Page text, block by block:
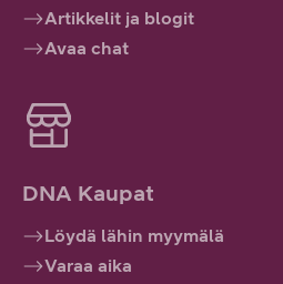
Artikkelit ja blogit
Avaa chat
DNA Kaupat
Löydä lähin myymälä
Varaa aika